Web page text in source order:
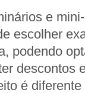
e
escolher
podendo
descontos
é